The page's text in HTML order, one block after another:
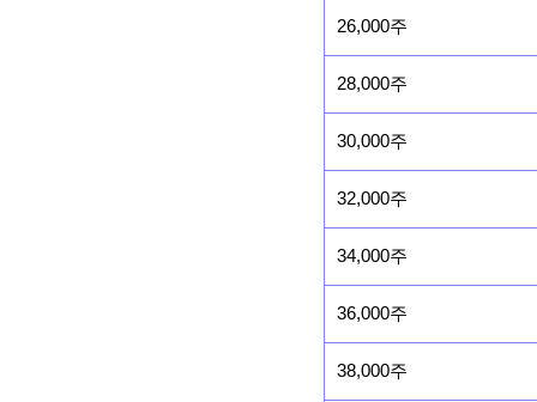
26,000주
28,000주
30,000주
32,000주
34,000주
36,000주
38,000주